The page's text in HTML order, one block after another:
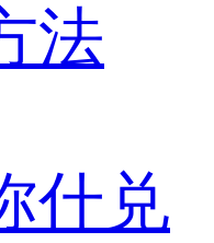
法
什兑